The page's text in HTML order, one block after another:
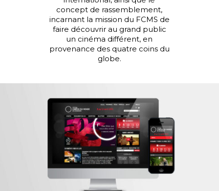
concept de rassemblement,
incarnant la mission du FCMS de
faire découvrir au grand public
un cinéma différent, en
provenance des quatre coins du
globe.